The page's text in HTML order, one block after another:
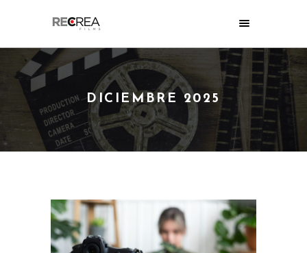
DICIEMBRE 2025